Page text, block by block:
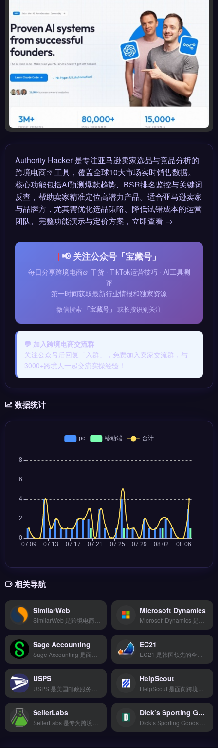
Authority Hacker 是专注亚马逊卖家选品与竞品分析的
跨境电商
工具，覆盖全球10大市场实时销售数据。
核心功能包括AI预测爆款趋势、BSR排名监控与关键词
反查，帮助卖家精准定位高潜力产品。适合亚马逊卖家
与品牌方，尤其需优化选品策略、降低试错成本的运营
团队。完整功能演示与定价方案，立即查看 →
📢 关注公众号「宝藏号」
每日分享跨境电商
干货 · TikTok运营技巧 · AI工具测
评
第一时间获取最新行业情报和独家资源
微信搜索 「宝藏号」 或长按识别关注
💬 加入跨境电商交流群
关注公众号后回复「入群」，免费加入卖家交流群，与
3000+跨境人一起交流实操经验！
数据统计
相关导航
SimilarWeb Microsoft Dynamics
Sage Accounting EC21
USPS HelpScout
SellerLabs Dick’s Sporting Goods